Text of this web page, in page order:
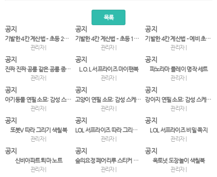
목록
공지
기발한 4칸 계산법 – 초등 2~3학년
관리자 |
공지
기발한 4칸 계산법 – 초등 1~2학년
관리자 |
공지
기발한 4칸 계산법 – 예비 초등~1학년
관리자 |
공지
진짜 진짜 공룡 같은 공룡 종이접기
관리자 |
공지
L.O.L 서프라이즈 마이팬북
관리자 |
공지
파노라마 플레이 명작 세트
관리자 |
공지
아기동물 연필 소묘: 감성 스케치, 오늘도 그리기
관리자 |
공지
고양이 연필 소묘: 감성 스케치, 오늘도 그리기
관리자 |
공지
강아지 연필 소묘: 감성 스케치, 오늘도 그리기
관리자 |
공지
또봇V 따라 그리기 색칠북
관리자 |
공지
LOL 서프라이즈 따라 그리기 색칠북
관리자 |
공지
LOL 서프라이즈 비밀 쪽지
관리자 |
공지
신비아파트 퇴마 노트
관리자 |
공지
숲의요정 페어리루 스티커 코디북 2
관리자 |
공지
옥토넛 도장놀이 색칠북
관리자 |